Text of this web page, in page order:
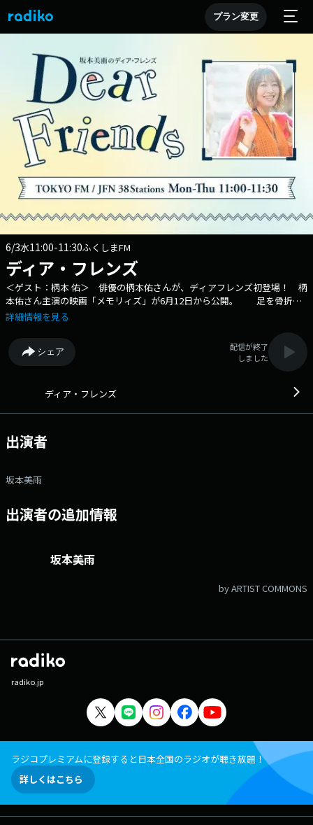
プラン変更
6/3水11:00-11:30ふくしまFM
ディア・フレンズ
＜ゲスト：柄本 佑＞ 俳優の柄本佑さんが、ディアフレンズ初登場！ 柄
本佑さん主演の映画「メモリィズ」が6月12日から公開。 足を骨折し
た義理の父の手伝いのため、東京から九州の田舎町へ向かい、2ヶ月間を
督・脚本は、長編デビュー作となる坂西未郁監督。 ロバート・デ・ニ
ーロが創設したトライベッカ映画祭のコンペ部門に、日本作品として選出
された注目作！ 柄本さんのリクエスト楽曲もお届けします♪ 番組
フレンズ」 Xアカウントは「@dearfriends80」
詳細情報を見る
シェア
配信が終了
しました
ディア・フレンズ
出演者
坂本美雨
出演者の追加情報
坂本美雨
by ARTIST COMMONS
radiko.jp
ラジコプレミアムに登録すると日本全国のラジオが聴き放題！
詳しくはこちら